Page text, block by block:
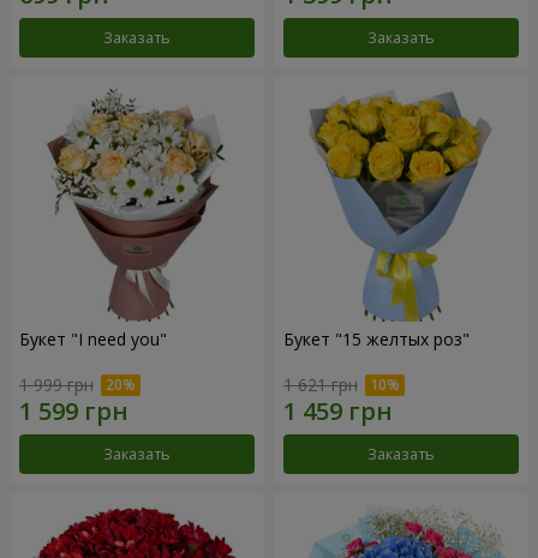
Заказать Заказать
Букет "I need you"
1 999 грн
Заказать
Букет "15 желтых роз"
1 621 грн
Заказать